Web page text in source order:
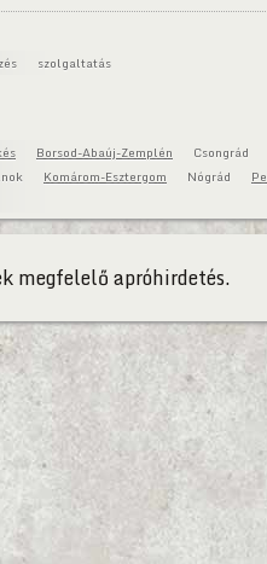
szolgaltatás
Borsod-Abaúj-Zemplén
Csongrád
Komárom-Esztergom Nógrád
megfelelő apróhirdetés.